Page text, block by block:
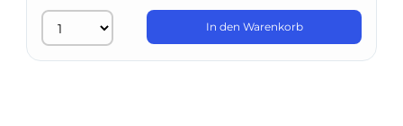
In den Warenkorb